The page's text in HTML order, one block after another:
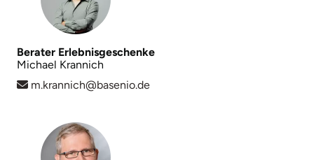
Berater Erlebnisgeschenke
Michael Krannich
m.krannich@basenio.de
Lüchow-Dannenberg
Magdeburg